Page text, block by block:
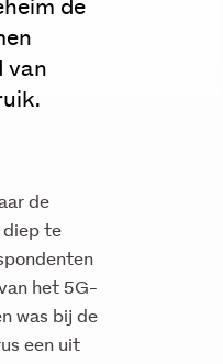
de
van
de
diep te
het 5G-
was bij de
een uit